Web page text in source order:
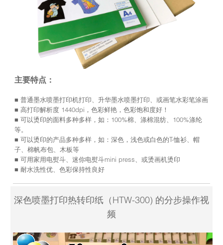
主要特点：
■ 普通墨水喷墨打印机打印、升华墨水喷墨打印、或画笔水彩笔涂画
■ 高打印解析度 1440dpi，色彩鲜艳，色彩饱和度好！
■ 可以烫印的面料多种多样，如：100%棉、涤棉混纺、100%涤纶
等。
■ 可以烫印的产品多种多样，如：深色，浅色或白色的T-恤衫、帽
子、棉帆布包、木板等
■ 可用家用电熨斗、迷你电熨斗mini press、或烫画机烫印
■ 耐水洗性优、色彩保持性良好
深色喷墨打印热转印纸（HTW-300) 的分步操作视
频